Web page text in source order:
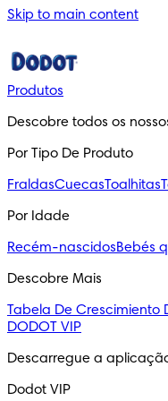
Skip to main content
Produtos
Descobre todos os
Por Tipo De Produto
FraldasCuecasToalhitas
Por Idade
Recém-nascidosBebés
Descobre Mais
Tabela De Crescimiento
DODOT VIP
Descarregue a
Dodot VIP